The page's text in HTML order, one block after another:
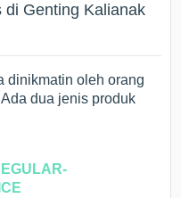
di Genting Kalianak
dinikmatin oleh orang
dua jenis produk